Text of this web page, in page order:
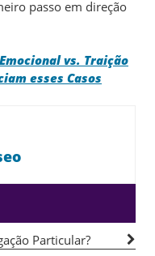
passo em direção
vs. Traição
esses Casos
Particular?